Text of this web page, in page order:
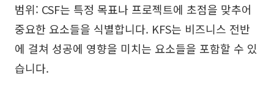
범위: CSF는 특정 목표나 프로젝트에 초점을 맞추어
중요한 요소들을 식별합니다. KFS는 비즈니스 전반
에 걸쳐 성공에 영향을 미치는 요소들을 포함할 수 있
습니다.